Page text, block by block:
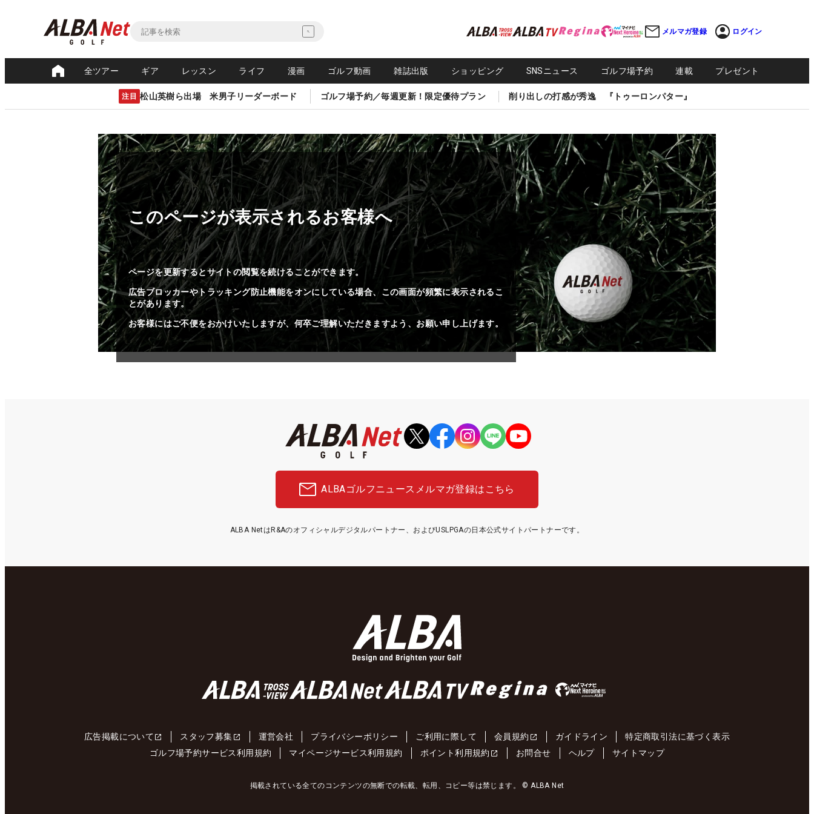
メルマガ登録 ログイン
全ツアー ギア レッスン ライフ 漫画 ゴルフ動画 雑誌出版 ショッピング SNSニュース ゴルフ場予約 連載 プレゼント
注目 松山英樹ら出場 米男子リーダーボード ゴルフ場予約／毎週更新！限定優待プラン 削り出しの打感が秀逸 『トゥーロンパター』
このページが表示されるお客様へ
ページを更新するとサイトの閲覧を続けることができます。
広告ブロッカーやトラッキング防止機能をオンにしている場合、この画面が頻繁に表示されるこ
とがあります。
お客様にはご不便をおかけいたしますが、何卒ご理解いただきますよう、お願い申し上げます。
ALBAゴルフニュース メルマガ登録はこちら
ALBA NetはR&Aのオフィシャルデジタルパートナー、およびUSLPGAの日本公式サイトパートナーです。
広告掲載について スタッフ募集 運営会社 プライバシーポリシー ご利用に際して 会員規約 ガイドライン
特定商取引法に基づく表示
ゴルフ場予約サービス利用規約
マイページサービス利用規約 ポイント利用規約 お問合せ ヘルプ サイトマップ
掲載されている全てのコンテンツの無断での転載、転用、コピー等は禁じます。 © ALBA Net